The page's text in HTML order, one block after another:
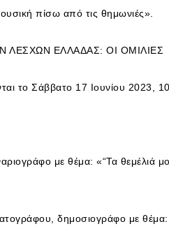
πίσω από τις θημωνιές».
ΛΕΣΧΩΝ ΕΛΛΑΔΑΣ: ΟΙ ΟΜΙΛΙΕΣ
το Σάββατο 17 Ιουνίου 2023,
με θέμα: «“Τα θεμέλιά
δημοσιογράφο με θέμα: